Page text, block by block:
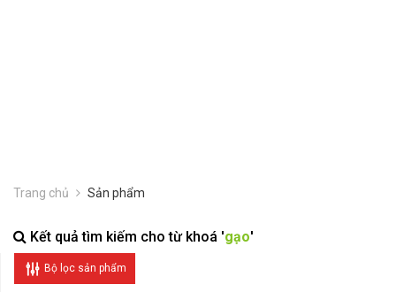
Trang chủ Sản phẩm
Kết quả tìm kiếm cho từ khoá 'gạo'
Bộ lọc sản phẩm